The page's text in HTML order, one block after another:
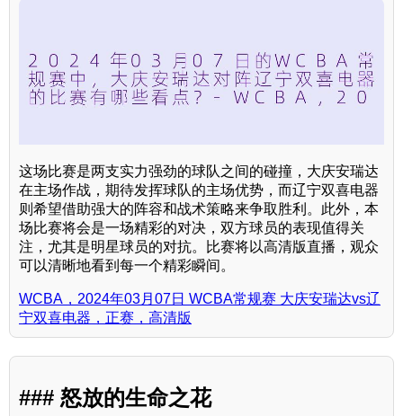
这场比赛是两支实力强劲的球队之间的碰撞，大庆安瑞达
在主场作战，期待发挥球队的主场优势，而辽宁双喜电器
则希望借助强大的阵容和战术策略来争取胜利。此外，本
场比赛将会是一场精彩的对决，双方球员的表现值得关
注，尤其是明星球员的对抗。比赛将以高清版直播，观众
可以清晰地看到每一个精彩瞬间。
WCBA，2024年03月07日 WCBA常规赛 大庆安瑞达vs辽
宁双喜电器，正赛，高清版
### 怒放的生命之花